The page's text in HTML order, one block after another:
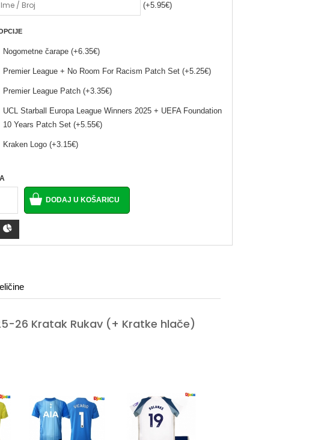
(+5.95€)
Nogometne čarape (+6.35€)
Premier League + No Room For Racism Patch Set (+5.25€)
Premier League Patch (+3.35€)
UCL Starball Europa League Winners 2025 + UEFA Foundation
10 Years Patch Set (+5.55€)
Kraken Logo (+3.15€)
26 Kratak Rukav (+ Kratke hlače)